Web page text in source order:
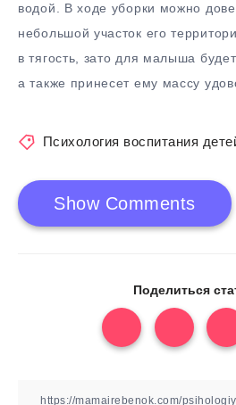
водой. В ходе уборки можно
небольшой участок его
в тягость, зато для малыша
а также принесет ему массу
Психология воспитания
Show Comments
Поделиться